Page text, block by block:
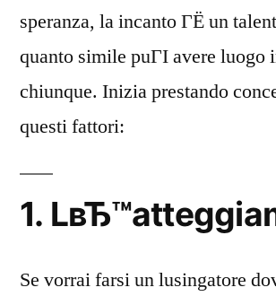
speranza, la incanto ГЁ un
quanto simile puГІ avere luogo
chiunque. Inizia prestando
questi fattori:
1.
Se vorrai farsi un lusingatore